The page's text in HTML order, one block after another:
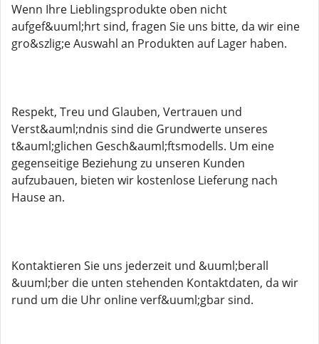
Wenn Ihre Lieblingsprodukte oben nicht
aufgef&uuml;hrt sind, fragen Sie uns bitte, da wir eine
gro&szlig;e Auswahl an Produkten auf Lager haben.
Respekt, Treu und Glauben, Vertrauen und
Verst&auml;ndnis sind die Grundwerte unseres
t&auml;glichen Gesch&auml;ftsmodells. Um eine
gegenseitige Beziehung zu unseren Kunden
aufzubauen, bieten wir kostenlose Lieferung nach
Hause an.
Kontaktieren Sie uns jederzeit und &uuml;berall
&uuml;ber die unten stehenden Kontaktdaten, da wir
rund um die Uhr online verf&uuml;gbar sind.